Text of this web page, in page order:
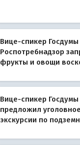
Вице-спикер Госдумы
Роспотребнадзор
фрукты и овощи
Вице-спикер
предложил
экскурсии по